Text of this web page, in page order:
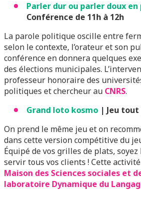
Parler dur ou parler doux
Conférence de 11h à 12h
La parole politique oscille entre
selon le contexte, l’orateur et son
conférence en donnera quelques
des élections municipales.
professeur honoraire des
politiques et chercheur au CNRS.
Grand loto kosmo | Jeu tout
On prend le même jeu et on
dans cette version compétitive du
Équipé de vos grilles de plats,
servir tous vos clients ! Cette
Maison des Sciences sociales et
laboratoire Dynamique du